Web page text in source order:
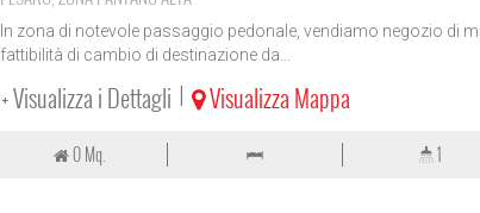
In zona di notevole passaggio pedonale, vendiamo negozio di
fattibilità di cambio di destinazione da...
+ Visualizza i Dettagli |
Visualizza Mappa
0 Mq. 1